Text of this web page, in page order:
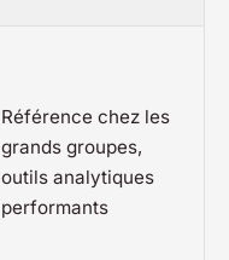
Référence chez les
grands groupes,
outils analytiques
performants